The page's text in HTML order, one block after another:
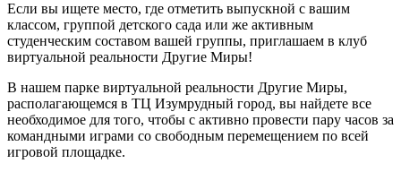
Если вы ищете место, где отметить выпускной с вашим
классом, группой детского сада или же активным
студенческим составом вашей группы, приглашаем в клуб
виртуальной реальности Другие Миры!
В нашем парке виртуальной реальности Другие Миры,
располагающемся в ТЦ Изумрудный город, вы найдете все
необходимое для того, чтобы с активно провести пару часов за
командными играми со свободным перемещением по всей
игровой площадке.